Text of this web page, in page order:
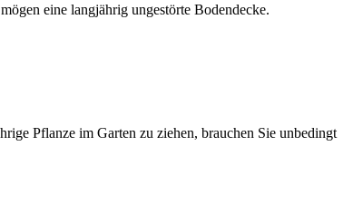
eine langjährig ungestörte Bodendecke.
Pflanze im Garten zu ziehen, brauchen Sie unbedingt